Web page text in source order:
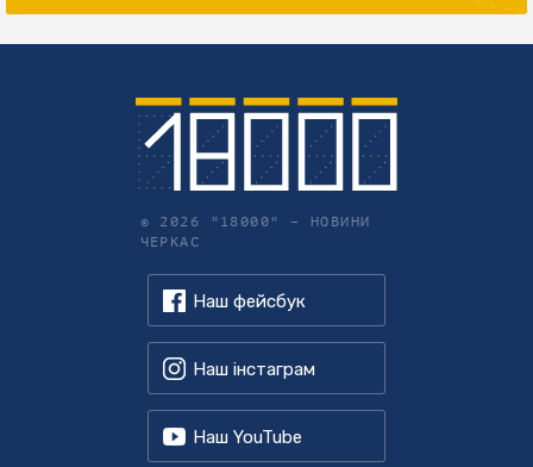
© 2026 "18000" – НОВИНИ
ЧЕРКАС
Наш фейсбук
Наш інстаграм
Наш YouTube